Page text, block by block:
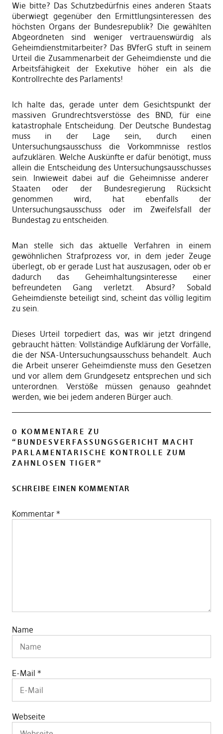
Wie bitte? Das Schutzbedürfnis eines anderen Staats
überwiegtgegenüberden Ermittlungsinteressen des
höchsten Organs der Bundesrepublik? Die gewählten
Abgeordneten sind weniger vertrauenswürdig als
Geheimdienstmitarbeiter? Das BVferG stuft in seinem
Urteil die Zusammenarbeit der Geheimdienste und die
Arbeitsfähigkeit der Exekutive höher ein als die
Kontrollrechte des Parlaments!
Ich halte das, gerade unter dem Gesichtspunkt der
massiven Grundrechtsverstösse des BND, für eine
katastrophale Entscheidung. Der Deutsche Bundestag
muss in der Lage sein, durch einen
Untersuchungsausschuss die Vorkommnisse restlos
aufzuklären. Welche Auskünfte er dafür benötigt, muss
allein die Entscheidung des Untersuchungsausschusses
sein. Inwieweit dabei auf die Geheimnisse anderer
Staaten oder der Bundesregierung Rücksicht
genommen wird, hat ebenfalls der
Untersuchungsausschuss oder im Zweifelsfall der
Bundestag zu entscheiden.
Man stelle sich das aktuelle Verfahren in einem
gewöhnlichen Strafprozess vor, in dem jeder Zeuge
überlegt, ob er gerade Lust hat auszusagen, oder ober
dadurch das Geheimhaltungsinteresseeiner
befreundeten Gang verletzt. Absurd? Sobald
Geheimdienste beteiligt sind, scheint das völlig legitim
zu sein.
Dieses Urteil torpediert das, was wir jetzt dringend
gebraucht hätten: Vollständige Aufklärung der Vorfälle,
die der NSA-Untersuchungsausschuss behandelt. Auch
die Arbeit unserer Geheimdienste muss den Gesetzen
und vor allem dem Grundgesetz entsprechen und sich
unterordnen. Verstöße müssen genauso geahndet
werden, wie bei jedem anderen Bürger auch.
0 KOMMENTARE ZU
“ BUNDESVERFASSUNGSGERICHT MACHT
PARLAMENTARISCHE KONTROLLE ZUM
ZAHNLOSEN TIGER”
SCHREIBE EINEN KOMMENTAR
Kommentar *
Name
E-Mail *
Webseite